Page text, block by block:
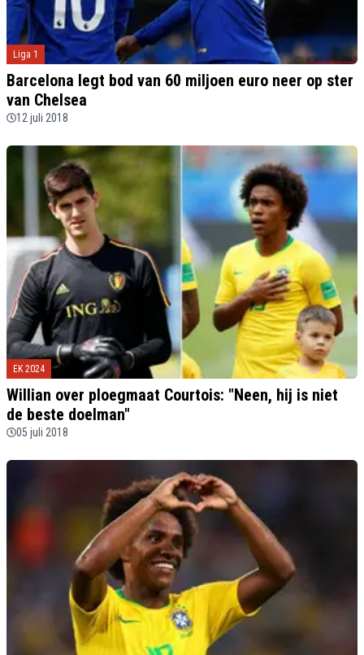
Liga 1
Barcelona legt bod van 60 miljoen euro neer op ster
van Chelsea
12 juli 2018
EK 2024
Willian over ploegmaat Courtois: "Neen, hij is niet
de beste doelman"
05 juli 2018